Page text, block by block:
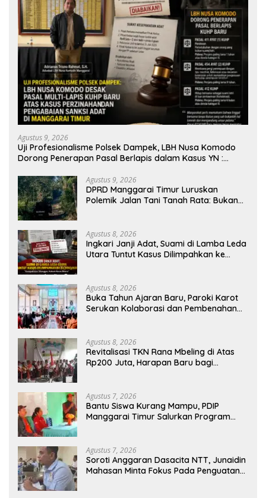
Agustus 9, 2026
Uji Profesionalisme Polsek Dampek, LBH Nusa Komodo
Dorong Penerapan Pasal Berlapis dalam Kasus YN :
Agustus 9, 2026
DPRD Manggarai Timur Luruskan
Polemik Jalan Tani Tanah Rata: Bukan
Agustus 8, 2026
Ingkari Janji Adat, Suami di Lamba Leda
Utara Tuntut Kasus Dilimpahkan ke
Agustus 8, 2026
Buka Tahun Ajaran Baru, Paroki Karot
Serukan Kolaborasi dan Pembenahan
Agustus 8, 2026
Revitalisasi TKN Rana Mbeling di Atas
Rp200 Juta, Harapan Baru bagi
Agustus 7, 2026
Bantu Siswa Kurang Mampu, PDIP
Manggarai Timur Salurkan Program
Agustus 7, 2026
Soroti Anggaran Dasacita NTT, Junaidin
Mahasan Minta Fokus Pada Penguatan